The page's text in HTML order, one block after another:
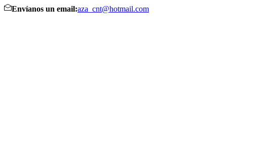
Envíanos un email:aza_cnt@hotmail.com